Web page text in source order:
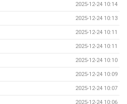
2025-12-24 10:14
2025-12-24 10:13
2025-12-24 10:11
2025-12-24 10:11
2025-12-24 10:10
2025-12-24 10:09
2025-12-24 10:07
2025-12-24 10:06